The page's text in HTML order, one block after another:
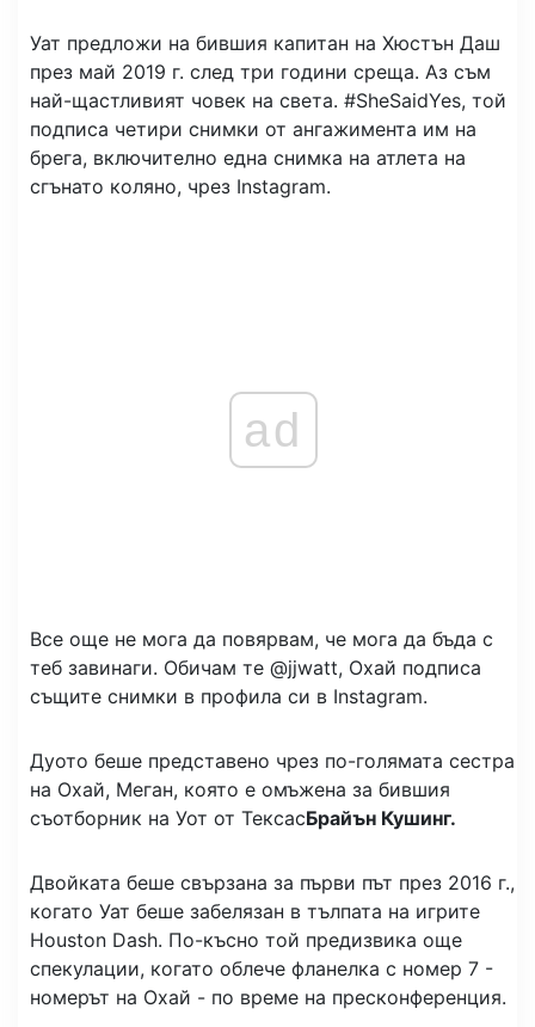
Уат предложи на бившия капитан на Хюстън Даш
през май 2019 г. след три години среща. Аз съм
най-щастливият човек на света. #SheSaidYes, той
подписа четири снимки от ангажимента им на
брега, включително една снимка на атлета на
сгънато коляно, чрез Instagram.
ad
Все още не мога да повярвам, че мога да бъда с
теб завинаги. Обичам те @jjwatt, Охай подписа
същите снимки в профила си в Instagram.
Дуото беше представено чрез по-голямата сестра
на Охай, Меган, която е омъжена за бившия
съотборник на Уот от ТексасБрайън Кушинг.
Двойката беше свързана за първи път през 2016 г.,
когато Уат беше забелязан в тълпата на игрите
Houston Dash. По-късно той предизвика още
спекулации, когато облече фланелка с номер 7 -
номерът на Охай - по време на пресконференция.